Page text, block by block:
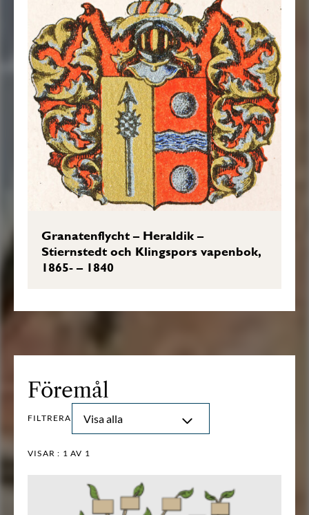
Granatenflycht – Heraldik –
Stiernstedt och Klingspors vapenbok,
1865- – 1840
Föremål
FILTRERA Visa alla
VISAR : 1 AV 1